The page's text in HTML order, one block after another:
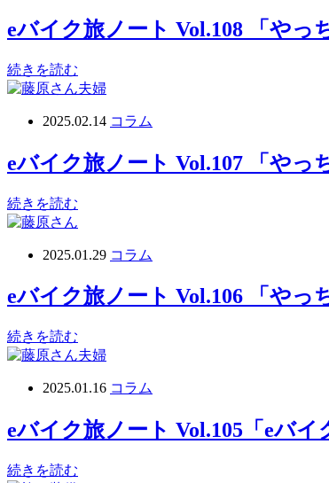
eバイク旅ノート Vol.108 「やっ
続きを読む
2025.02.14 コラム
eバイク旅ノート Vol.107 「やっ
続きを読む
2025.01.29 コラム
eバイク旅ノート Vol.106 「やっ
続きを読む
2025.01.16 コラム
eバイク旅ノート Vol.105「eバ
続きを読む